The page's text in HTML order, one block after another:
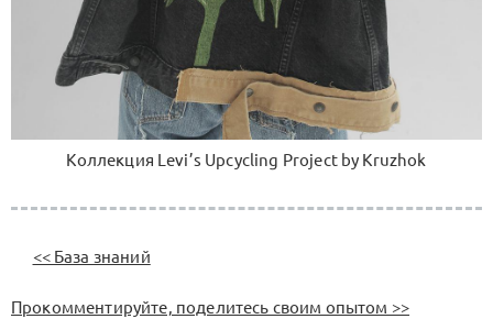
Коллекция Levi’s Upcycling Project by Kruzhok
<< База знаний
Прокомментируйте, поделитесь своим опытом >>